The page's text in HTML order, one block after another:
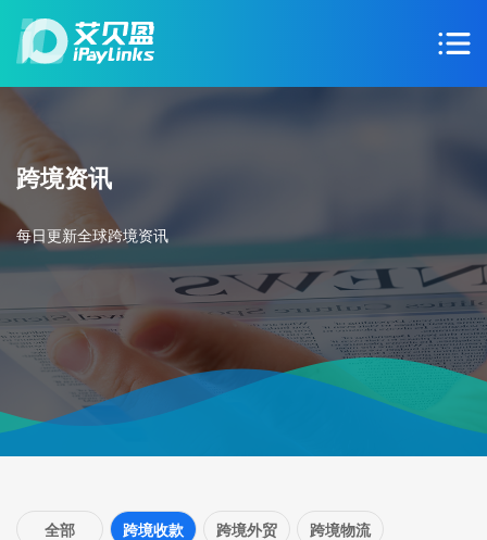
跨境资讯
每日更新全球跨境资讯
全部 跨境收款 跨境外贸 跨境物流